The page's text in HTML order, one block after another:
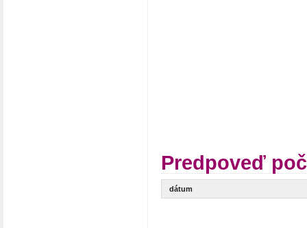
Predpoveď
dátum